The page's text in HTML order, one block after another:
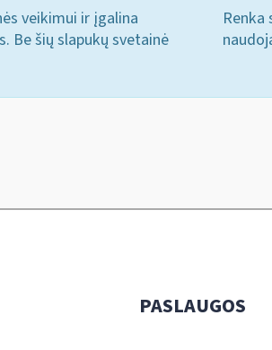
veikimui ir įgalina
Be šių slapukų svetainė
PASLAUGOS